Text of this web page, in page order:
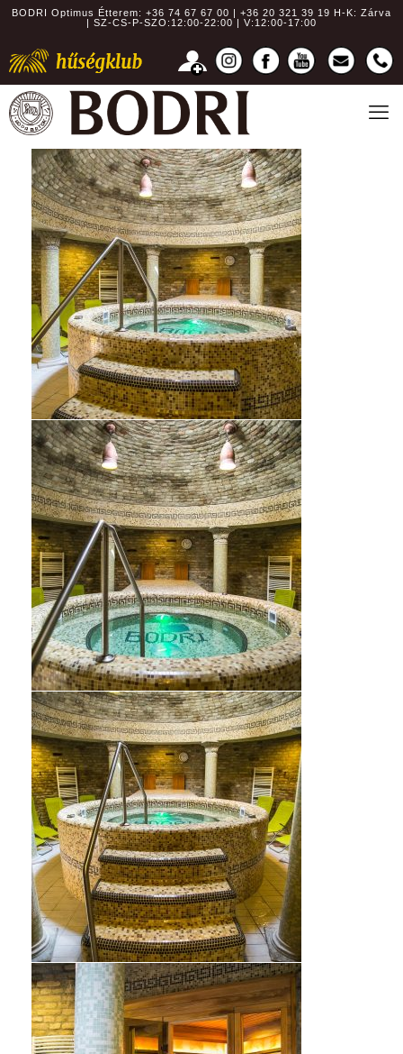
BODRI Optimus Étterem: +36 74 67 67 00 | +36 20 321 39 19 H-K: Zárva
| SZ-CS-P-SZO:12:00-22:00 | V:12:00-17:00